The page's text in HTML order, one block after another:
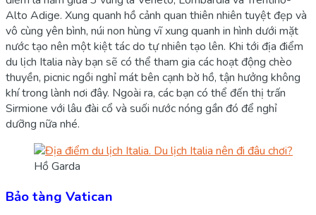
Alto Adige. Xung quanh hồ cảnh quan thiên nhiên tuyệt đẹp và
vô cùng yên bình, núi non hùng vĩ xung quanh in hình dưới mặt
nước tạo nên một kiệt tác do tự nhiên tạo lên. Khi tới địa điểm
du lịch Italia này bạn sẽ có thể tham gia các hoạt động chèo
thuyền, picnic ngồi nghỉ mát bên cạnh bờ hồ, tận hưởng không
khí trong lành nơi đây. Ngoài ra, các bạn có thể đến thị trấn
Sirmione với lâu đài cổ và suối nước nóng gần đó để nghỉ
dưỡng nữa nhé.
Hồ Garda
Bảo tàng Vatican